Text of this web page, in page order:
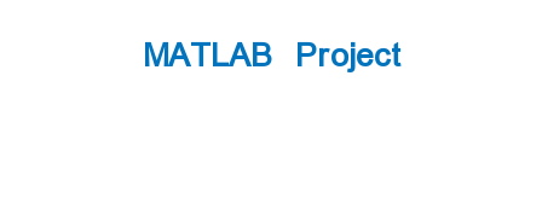
MATLAB Project